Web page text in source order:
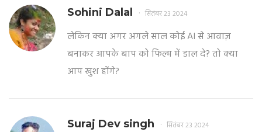
Sohini Dalal सितंबर 23 2024
लेकिन क्या अगर अगले साल कोई AI से आवाज़
बनाकर आपके बाप को फिल्म में डाल दे? तो क्या
आप खुश होंगे?
Suraj Dev singh सितंबर 23 2024